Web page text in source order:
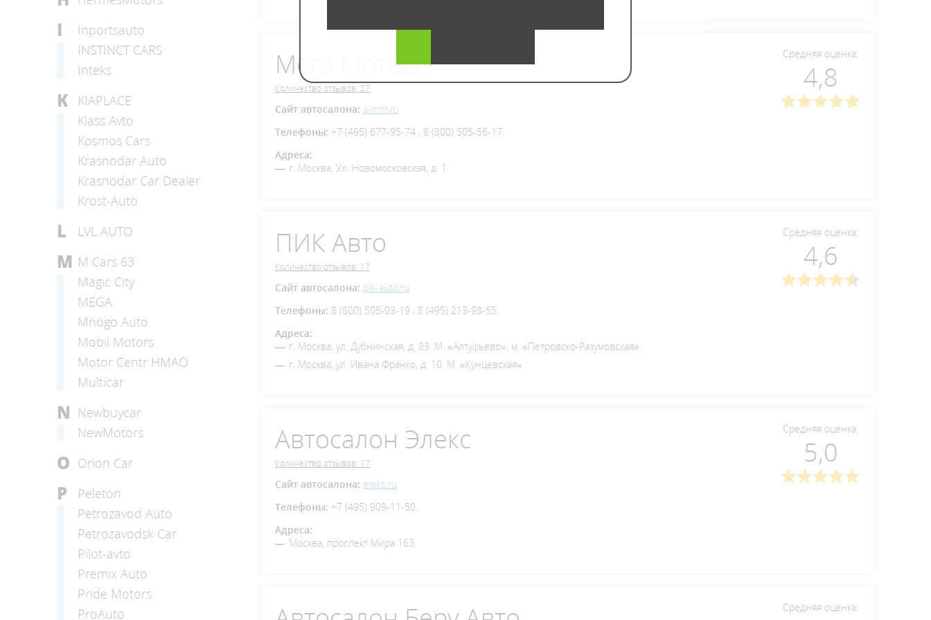
I
Inportsauto
INSTINCT CARS
Inteks
K
KIAPLACE
Klass Avto
Kosmos Cars
Krasnodar Auto
Krasnodar Car Dealer
Krost-Auto
L LVL AUTO
M M Cars 63
Magic City
MEGA
Mnogo Auto
Mobil Motors
Motor Centr HMAO
Multicar
N Newbuycar
NewMotors
O Orion Car
P
Peleton
Petrozavod Auto
Petrozavodsk Car
Pilot-avto
Premix Auto
Pride Motors
ProAuto
Средняя оценка:
4,8
Мега Моторс
Количество отзывов: 27
Сайт автосалона: a-mm.ru
Телефоны: +7 (495) 677-95-74 ; 8 (800) 505-56-17.
Адреса:
г. Москва, Ул. Новомосковская, д. 1
Средняя оценка:
4,6
ПИК Авто
Количество отзывов: 17
Сайт автосалона: pik-auto.ru
Телефоны: 8 (800) 505-03-19 ; 8 (495) 213-98-55.
Адреса:
г. Москва, ул. Дубнинская, д. 83. М. «Алтуфьево», м. «Петровско-Разумовская»
г. Москва, ул. Ивана Франко, д. 10. М. «Кунцевская»
Средняя оценка:
5,0
Автосалон Элекс
Количество отзывов: 17
Сайт автосалона: eleks.ru
Телефоны: +7 (495) 909-11-50.
Адреса:
Москва, проспект Мира 163
Средняя оценка: